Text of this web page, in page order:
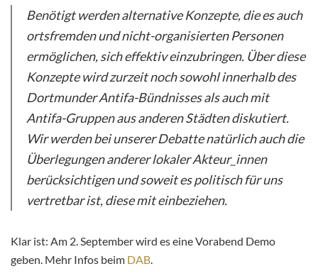
Benötigt werden alternative Konzepte, die es auch
ortsfremden und nicht-organisierten Personen
ermöglichen, sich effektiv einzubringen. Über diese
Konzepte wird zurzeit noch sowohl innerhalb des
Dortmunder Antifa-Bündnisses als auch mit
Antifa-Gruppen aus anderen Städten diskutiert.
Wir werden bei unserer Debatte natürlich auch die
Überlegungen anderer lokaler Akteur_innen
berücksichtigen und soweit es politisch für uns
vertretbar ist, diese mit einbeziehen.
Klar ist: Am 2. September wird es eine Vorabend Demo
geben. Mehr Infos beim DAB.